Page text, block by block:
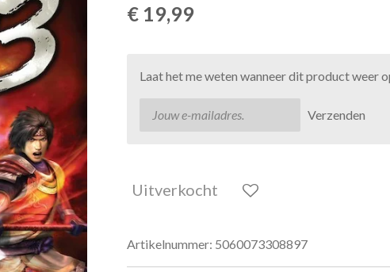
€ 19,99
Laat het me weten wanneer dit product weer
Verzenden
Uitverkocht
Artikelnummer: 5060073308897